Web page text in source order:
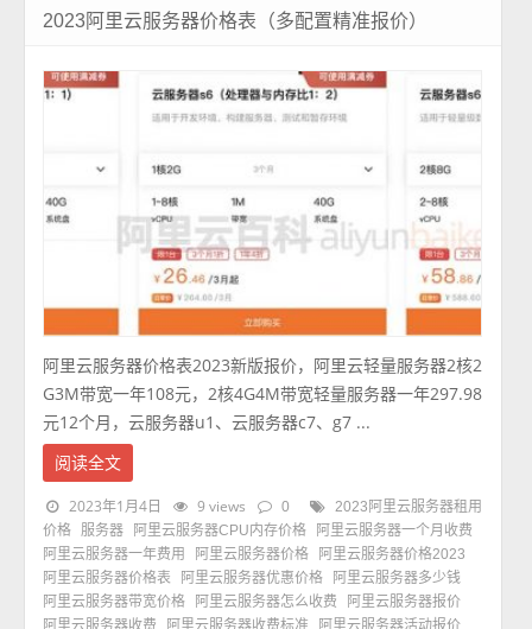
2023阿里云服务器价格表（多配置精准报价）
阿里云服务器价格表2023新版报价，阿里云轻量服务器2核2
G3M带宽一年108元，2核4G4M带宽轻量服务器一年297.98
元12个月，云服务器u1、云服务器c7、g7 ...
阅读全文
2023年1月4日 9 views 0
2023阿里云服务器租用
价格 服务器 阿里云服务器CPU内存价格
阿里云服务器一个月收费
阿里云服务器一年费用
阿里云服务器价格
阿里云服务器价格2023
阿里云服务器价格表
阿里云服务器优惠价格
阿里云服务器多少钱
阿里云服务器带宽价格
阿里云服务器怎么收费
阿里云服务器报价
阿里云服务器收费
阿里云服务器收费标准 阿里云服务器活动报价